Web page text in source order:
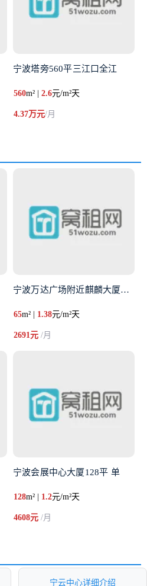
宁波塔旁560平三江口全江
560m² |2.6元/m²天
4.37万元/月
宁波万达广场附近麒麟大厦：精装
65m² | 1.38元/m²天
2691元/月
宁波会展中心大厦128平 单
128m² | 1.2元/m²天
4608元/月
宁云中心详细介绍